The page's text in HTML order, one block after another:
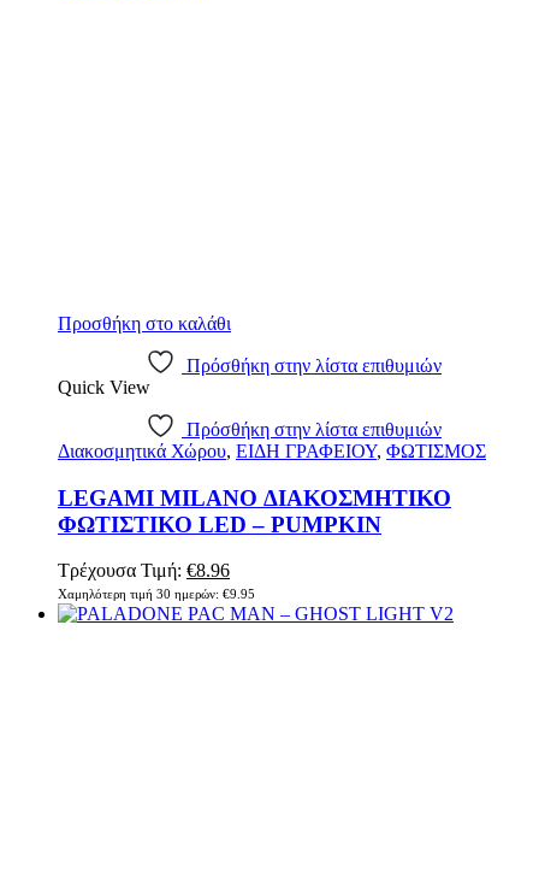
Προσθήκη στο καλάθι
Πρόσθήκη στην λίστα επιθυμιών
Quick View
Πρόσθήκη στην λίστα επιθυμιών
Διακοσμητικά Χώρου, ΕΙΔΗ ΓΡΑΦΕΙΟΥ, ΦΩΤΙΣΜΟΣ
LEGAMI MILANO ΔΙΑΚΟΣΜΗΤΙΚΟ
ΦΩΤΙΣΤΙΚΟ LED – PUMPKIN
Τρέχουσα Τιμή: €8.96
Χαμηλότερη τιμή 30 ημερών: €9.95